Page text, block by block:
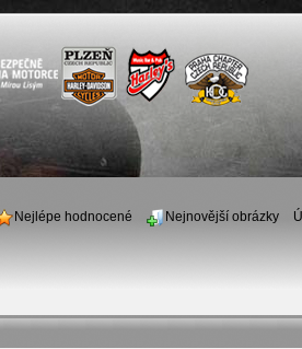
Nejlépe hodnocené Nejnovější obrázky